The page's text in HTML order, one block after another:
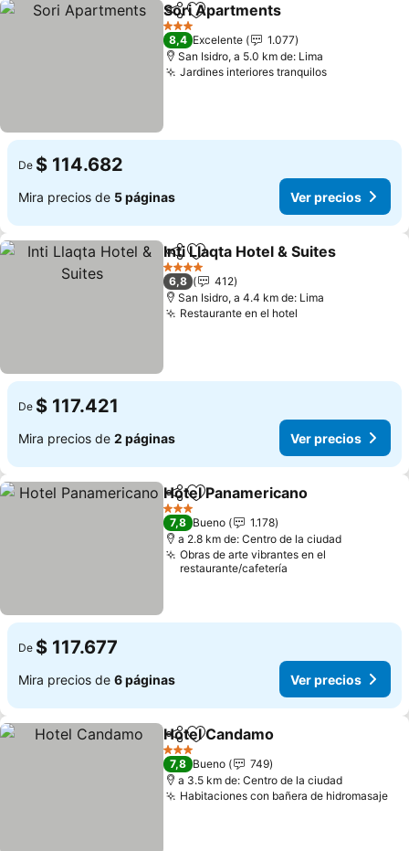
CompartirAgregar a favoritos
Sori Apartments
3 Estrellas
8,4 Excelente
1.077
San Isidro, a 5.0 km de: Lima
Jardines interiores tranquilosVer precios
De $ 114.682
Mira precios de 5 páginas Ver precios
CompartirAgregar a favoritos
Inti Llaqta Hotel & Suites
4 Estrellas
6,8
412
San Isidro, a 4.4 km de: Lima
Restaurante en el hotel
De $ 117.421
Mira precios de 2 páginas Ver precios
CompartirAgregar a favoritos
Hotel Panamericano
3 Estrellas
7,8 Bueno
1.178
a 2.8 km de: Centro de la ciudad
Obras de arte vibrantes en el
restaurante/cafetería
De $ 117.677
Mira precios de 6 páginas Ver precios
CompartirAgregar a favoritos
Hotel Candamo
3 Estrellas
7,8 Bueno
749
a 3.5 km de: Centro de la ciudad
Habitaciones con bañera de hidromasaje